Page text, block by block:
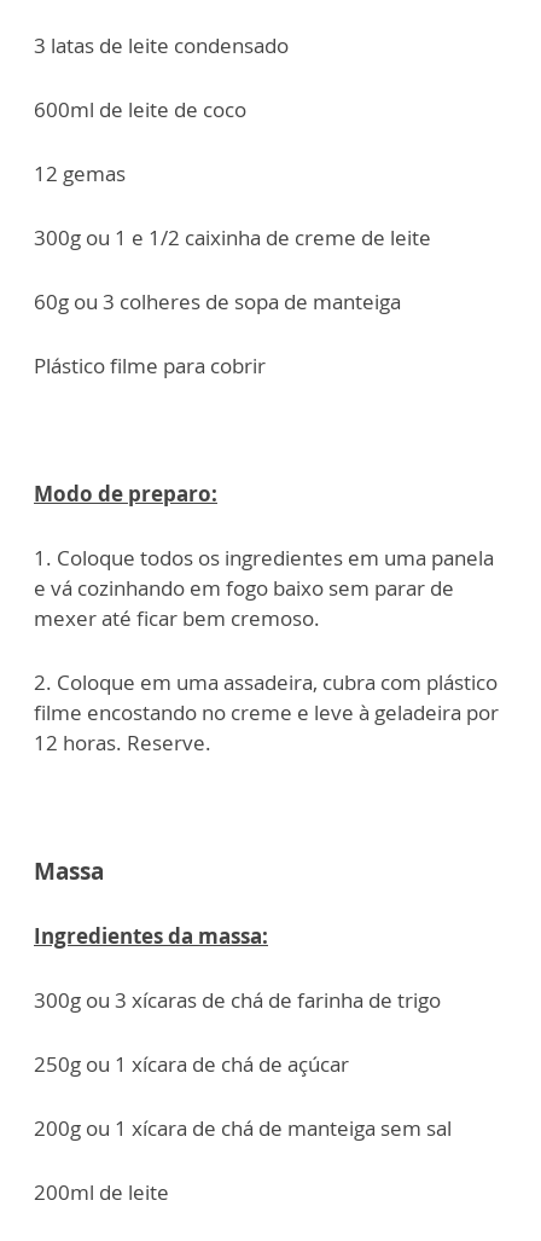
3 latas de leite condensado
600ml de leite de coco
12 gemas
300g ou 1 e 1/2 caixinha de creme de leite
60g ou 3 colheres de sopa de manteiga
Plástico filme para cobrir
Modo de preparo:
1. Coloque todos os ingredientes em uma panela
e vá cozinhando em fogo baixo sem parar de
mexer até ficar bem cremoso.
2. Coloque em uma assadeira, cubra com plástico
filme encostando no creme e leve à geladeira por
12 horas. Reserve.
Massa
Ingredientes da massa:
300g ou 3 xícaras de chá de farinha de trigo
250g ou 1 xícara de chá de açúcar
200g ou 1 xícara de chá de manteiga sem sal
200ml de leite